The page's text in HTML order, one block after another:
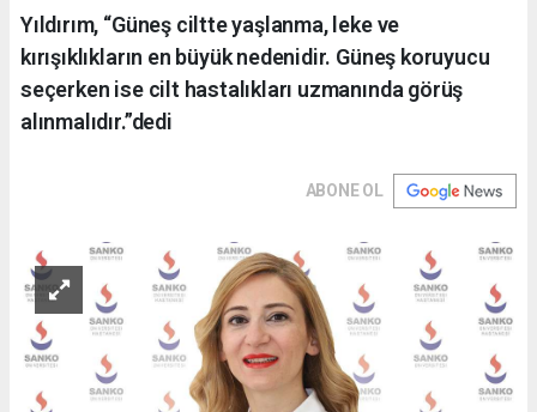
Yıldırım, “Güneş ciltte yaşlanma, leke ve
kırışıklıkların en büyük nedenidir. Güneş koruyucu
seçerken ise cilt hastalıkları uzmanında görüş
alınmalıdır.”dedi
ABONE OL